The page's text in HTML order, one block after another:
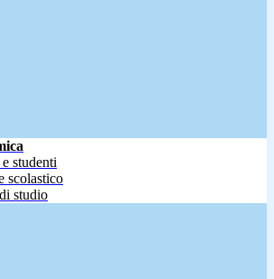
studenti
scolastico
studio